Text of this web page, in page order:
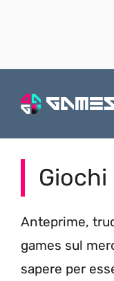
Giochi
Anteprime,
games sul
sapere per